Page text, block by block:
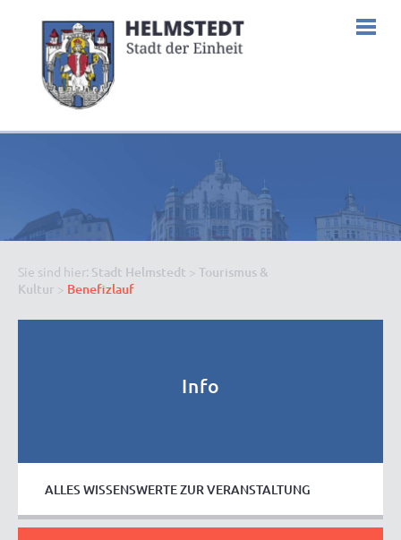
Sie sind hier: Stadt Helmstedt > Tourismus &
Kultur > Benefizlauf
Info
ALLES WISSENSWERTE ZUR VERANSTALTUNG